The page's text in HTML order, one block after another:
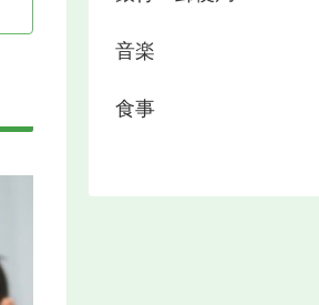
音楽
食事